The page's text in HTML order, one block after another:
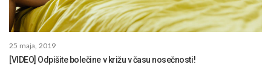
25 maja, 2019
[VIDEO] Odpišite bolečine v križu v času nosečnosti!